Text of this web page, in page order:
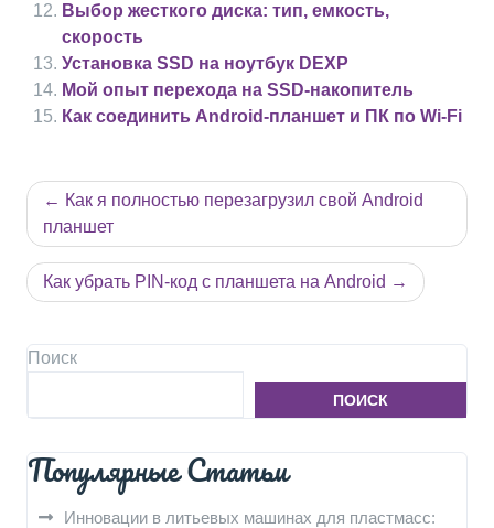
Выбор жесткого диска: тип, емкость,
скорость
Установка SSD на ноутбук DEXP
Мой опыт перехода на SSD-накопитель
Как соединить Android-планшет и ПК по Wi-Fi
Навигация
по
записям
Как я полностью перезагрузил свой Android
планшет
Как убрать PIN-код с планшета на Android
Поиск
ПОИСК
Популярные Статьи
Инновации в литьевых машинах для пластмасс: